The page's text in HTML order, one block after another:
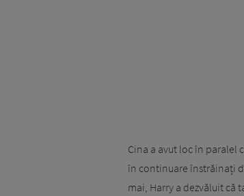
Cina a avut loc în paralel
în continuare înstrăinați
mai, Harry a dezvăluit că